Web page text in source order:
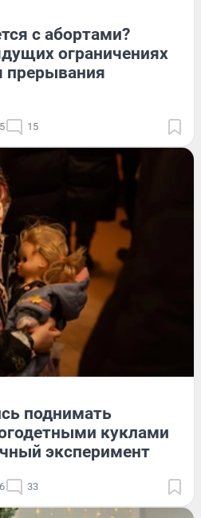
с абортами?
ограничениях
прерывания
15
поднимать
куклами
эксперимент
33